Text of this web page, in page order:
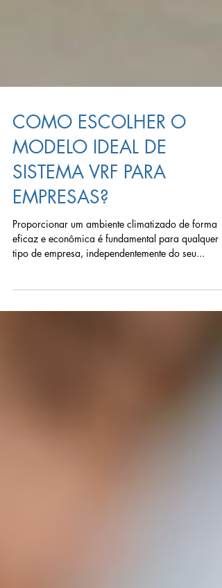
COMO ESCOLHER O
MODELO IDEAL DE
SISTEMA VRF PARA
EMPRESAS?
Proporcionar um ambiente climatizado de forma